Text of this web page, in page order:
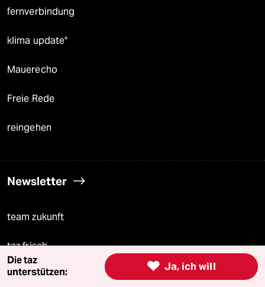
fernverbindung
klima update°
Mauerecho
Freie Rede
reingehen
Newsletter
team zukunft
taz frisch
taz zahl ich
 Ja, ich will
Die taz
unterstützen: